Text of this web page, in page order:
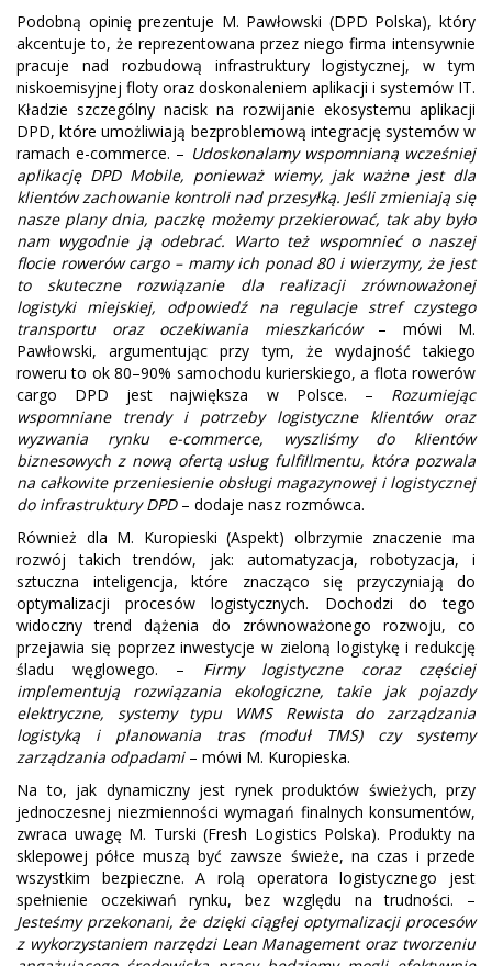
Podobną opinię prezentuje M. Pawłowski (DPD Polska), który
akcentuje to, że reprezentowana przez niego firma intensywnie
pracuje nad rozbudową infrastruktury logistycznej, w tym
niskoemisyjnej floty oraz doskonaleniem aplikacji i systemów IT.
Kładzie szczególny nacisk na rozwijanie ekosystemu aplikacji
DPD, które umożliwiają bezproblemową integrację systemów w
ramach e-commerce. – Udoskonalamy wspomnianą wcześniej
aplikację DPD Mobile, ponieważ wiemy, jak ważne jest dla
klientów zachowanie kontroli nad przesyłką. Jeśli zmieniają się
nasze plany dnia, paczkę możemy przekierować, tak aby było
nam wygodnie ją odebrać. Warto też wspomnieć o naszej
flocie rowerów cargo – mamy ich ponad 80 i wierzymy, że jest
to skuteczne rozwiązanie dla realizacji zrównoważonej
logistyki miejskiej, odpowiedź na regulacje stref czystego
transportu oraz oczekiwania mieszkańców– mówi M.
Pawłowski, argumentując przy tym, że wydajność takiego
roweru to ok 80–90% samochodu kurierskiego, a flota rowerów
cargo DPD jest największa w Polsce. – Rozumiejąc
wspomniane trendy i potrzeby logistyczne klientów oraz
wyzwania rynku e-commerce, wyszliśmy do klientów
biznesowych z nową ofertą usług fulfillmentu, która pozwala
na całkowite przeniesienie obsługi magazynowej i logistycznej
do infrastruktury DPD– dodaje nasz rozmówca.
Również dla M. Kuropieski (Aspekt) olbrzymie znaczenie ma
rozwój takich trendów, jak: automatyzacja, robotyzacja, i
sztuczna inteligencja, które znacząco się przyczyniają do
optymalizacji procesów logistycznych. Dochodzi do tego
widoczny trend dążenia do zrównoważonego rozwoju, co
przejawia się poprzez inwestycje w zieloną logistykę i redukcję
śladu węglowego. – Firmy logistyczne coraz częściej
implementują rozwiązania ekologiczne, takie jak pojazdy
elektryczne, systemy typu WMS Rewista do zarządzania
logistyką i planowania tras (moduł TMS) czy systemy
zarządzania odpadami– mówi M. Kuropieska.
Na to, jak dynamiczny jest rynek produktów świeżych, przy
jednoczesnej niezmienności wymagań finalnych konsumentów,
zwraca uwagę M. Turski (Fresh Logistics Polska). Produkty na
sklepowej półce muszą być zawsze świeże, na czas i przede
wszystkim bezpieczne. A rolą operatora logistycznego jest
spełnienie oczekiwań rynku, bez względu na trudności. –
Jesteśmy przekonani, że dzięki ciągłej optymalizacji procesów
z wykorzystaniem narzędzi Lean Management oraz tworzeniu